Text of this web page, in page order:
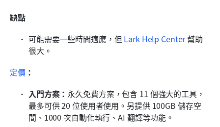
缺點
可能需要一些時間適應，但 Lark Help Center 幫助
很大。
定價：
入門方案： 永久免費方案，包含 11 個強大的工具，
最多可供 20 位使用者使用。另提供 100GB 儲存空
間、1000 次自動化執行、AI 翻譯等功能。